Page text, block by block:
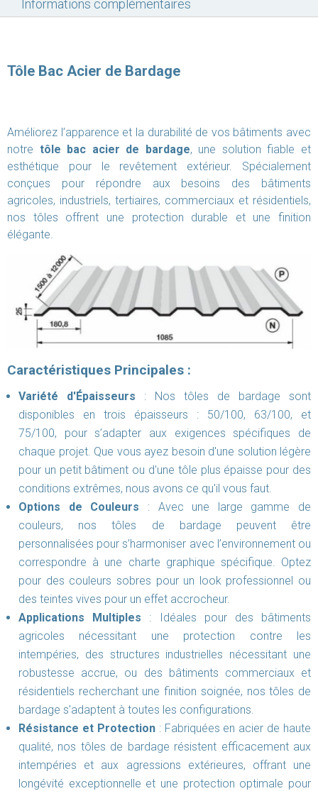
Informations complémentaires
Tôle Bac Acier de Bardage
Améliorez l’apparence et la durabilité de vos bâtiments avec
notre tôle bac acier de bardage, une solution fiable et
esthétique pour le revêtement extérieur. Spécialement
conçues pour répondre aux besoins des bâtiments
agricoles, industriels, tertiaires, commerciaux et résidentiels,
nos tôles offrent une protection durable et une finition
élégante.
Caractéristiques Principales :
Variété d'Épaisseurs : Nos tôles de bardage sont
disponibles en trois épaisseurs : 50/100, 63/100, et
75/100, pour s’adapter aux exigences spécifiques de
chaque projet. Que vous ayez besoin d'une solution légère
pour un petit bâtiment ou d'une tôle plus épaisse pour des
conditions extrêmes, nous avons ce qu'il vous faut.
Options de Couleurs : Avec une large gamme de
couleurs, nos tôles de bardage peuvent être
personnalisées pour s’harmoniser avec l’environnement ou
correspondre à une charte graphique spécifique. Optez
pour des couleurs sobres pour un look professionnel ou
des teintes vives pour un effet accrocheur.
Applications Multiples : Idéales pour des bâtiments
agricoles nécessitant une protection contre les
intempéries, des structures industrielles nécessitant une
robustesse accrue, ou des bâtiments commerciaux et
résidentiels recherchant une finition soignée, nos tôles de
bardage s'adaptent à toutes les configurations.
Résistance et Protection: Fabriquées en acier de haute
qualité, nos tôles de bardage résistent efficacement aux
intempéries et aux agressions extérieures, offrant une
longévité exceptionnelle et une protection optimale pour